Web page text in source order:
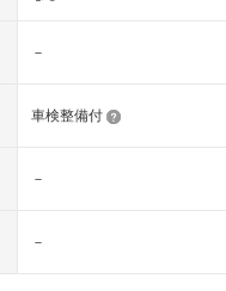
－
車検整備付
－
－